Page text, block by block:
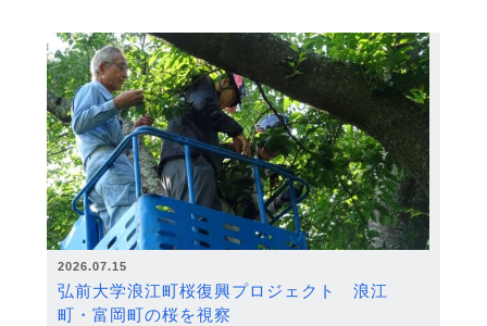
2026.07.15
弘前大学浪江町桜復興プロジェクト 浪江
町・富岡町の桜を視察